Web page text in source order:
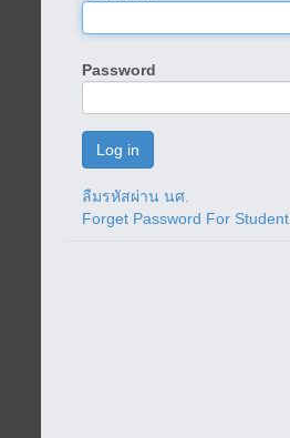
Password
ลืมรหัสผ่าน นศ.
Forget Password For Student.